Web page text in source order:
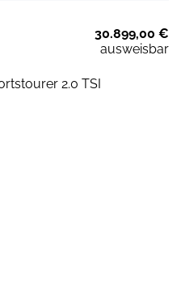
30.899,00 €
ausweisbar